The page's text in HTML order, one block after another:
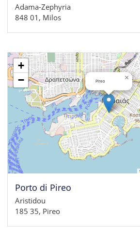
Adama-Zephyria
848 01, Milos
Pireo ×
+
−
Porto di Pireo
Aristidou
185 35, Pireo